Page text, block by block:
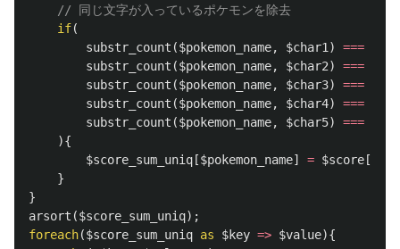
// 同じ文字が入っているポケモンを除去
if(
substr_count ($pokemon_name, $char1) ===
substr_count ($pokemon_name, $char2) ===
substr_count ($pokemon_name, $char3) ===
substr_count ($pokemon_name, $char4) ===
substr_count ($pokemon_name, $char5) ===
){
$score_sum_uniq [$pokemon_name] = $score [
}
}
arsort ($score_sum_uniq);
foreach($score_sum_uniq as $key => $value){